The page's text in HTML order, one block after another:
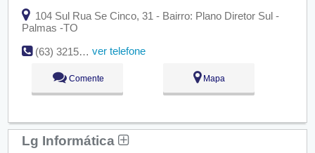
104 Sul Rua Se Cinco, 31 - Bairro: Plano Diretor Sul -
Palmas -TO
(63) 3215-8895
ver telefone
Comente Mapa
Lg Informática